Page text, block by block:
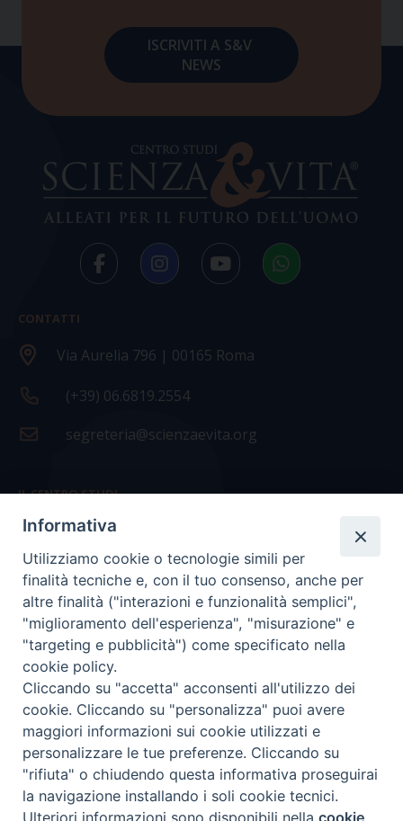
CONTATTI
Via Aurelia 796 | 00165 Roma
(+39) 06.6819.2554
segreteria@scienzaevita.org
IL CENTRO STUDI
La nostra storia
Statuto
Presidenza e ufficio presidenza
Consiglio scientifico
Coordinamento nazionale
COPYRIGHT Scienza & Vita - C.F96600690588- Tutti i
diritti -Privacy- Credits
Informativa
Utilizziamo cookie o tecnologie simili per
finalità tecniche e, con il tuo consenso, anche per
altre finalità ("interazioni e funzionalità semplici",
"miglioramento dell'esperienza", "misurazione" e
"targeting e pubblicità") come specificato nella
cookie policy.
Cliccando su "accetta" acconsenti all'utilizzo dei
cookie. Cliccando su "personalizza" puoi avere
maggiori informazioni sui cookie utilizzati e
personalizzare le tue preferenze. Cliccando su
"rifiuta" o chiudendo questa informativa proseguirai
la navigazione installando i soli cookie tecnici.